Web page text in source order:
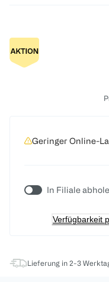
Geringer Online-
In Filiale
Verfügbarkeit
Lieferung in 2-3